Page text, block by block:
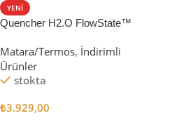
YENI
Quencher H2.O FlowState™
Matara/Termos, İndirimli
Ürünler
stokta
₺3.929,00